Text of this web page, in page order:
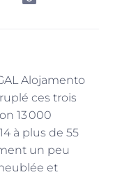
Alojamento
ces trois
13 000
à plus de 55
un peu
et